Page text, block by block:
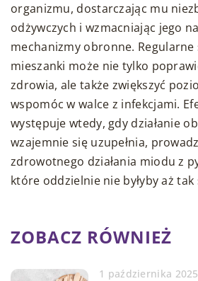
organizmu, dostarczając mu
odżywczych i wzmacniając jego
mechanizmy obronne. Regularne
mieszanki może nie tylko
zdrowia, ale także zwiększyć
wspomóc w walce z infekcjami.
występuje wtedy, gdy działanie
wzajemnie się uzupełnia,
zdrowotnego działania miodu z
które oddzielnie nie byłyby aż tak
ZOBACZ RÓWNIEŻ
1 października 2025